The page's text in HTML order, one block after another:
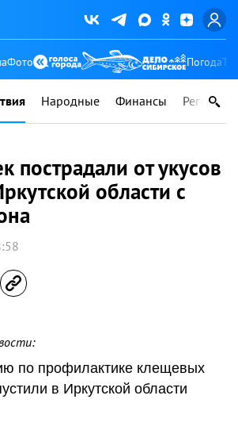
Фото Погода
Народные Финансы Регионы
пострадали от укусов
области с
по профилактике клещевых
в Иркутской области